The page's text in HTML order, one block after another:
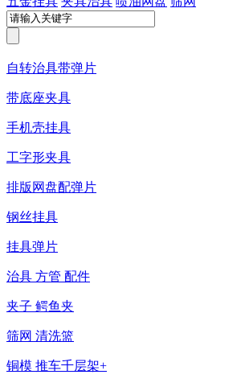
自转治具带弹片
带底座夹具
手机壳挂具
工字形夹具
排版网盘配弹片
钢丝挂具
挂具弹片
治具 方管 配件
夹子 鳄鱼夹
筛网 清洗篮
铜模 推车千层架+